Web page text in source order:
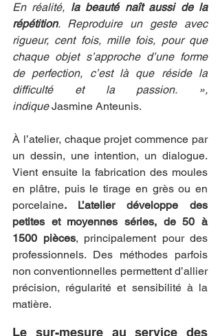
En réalité, la beauté naît aussi de la
répétition. Reproduire un geste avec
rigueur, cent fois, mille fois, pour que
chaque objet s’approche d’une forme
de perfection, c’est là que réside la
difficulté et la passion. »,
indique Jasmine Anteunis.
À l’atelier, chaque projet commence par
un dessin, une intention, un dialogue.
Vient ensuite la fabrication des moules
en plâtre, puis le tirage en grès ou en
porcelaine. L’atelier développe des
petites et moyennes séries, de 50 à
1500 pièces, principalement pour des
professionnels. Des méthodes parfois
non conventionnelles permettent d’allier
précision, régularité et sensibilité à la
matière.
Le sur-mesure au service des